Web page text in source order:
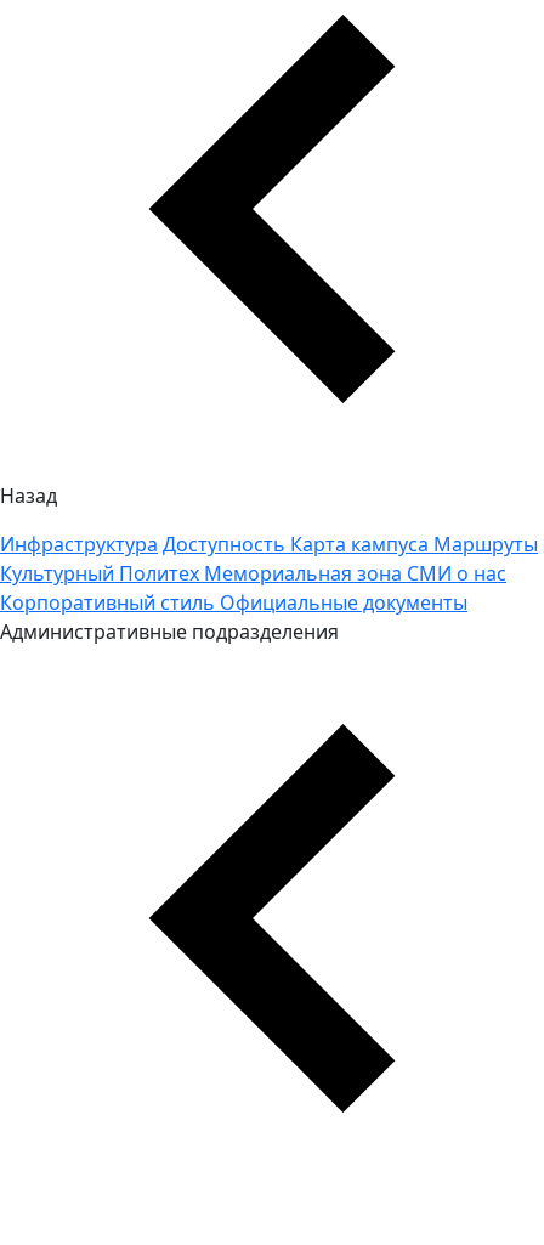
Назад
Инфраструктура Доступность Карта кампуса Маршруты
Культурный Политех Мемориальная зона СМИ о нас
Корпоративный стиль Официальные документы
Административные подразделения